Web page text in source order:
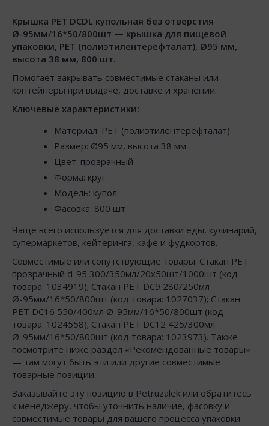
Крышка РЕТ DCDL купольная без отверстия
Ø-95мм/16*50/800шт — крышка для пищевой
упаковки, PET (полиэтилентерефталат), Ø95 мм,
высота 38 мм, 800 шт.
Помогает закрывать совместимые стаканы или
контейнеры при выдаче, доставке и хранении.
Ключевые характеристики:
Материал: PET (полиэтилентерефталат)
Размер: Ø95 мм, высота 38 мм
Цвет: прозрачный
Форма: круг
Модель: купол
Фасовка: 800 шт
Чаще всего используется для доставки еды, кулинарий,
супермаркетов, кейтеринга, кафе и фудкортов.
Совместимые или сопутствующие товары: Стакан РЕТ
прозрачный d-95 300/350мл/20х50шт/1000шт (код
товара: 1034919); Стакан РЕТ DC9 280/250мл
Ø-95мм/16*50/800шт (код товара: 1027037); Стакан
РЕТ DC16 550/400мл Ø-95мм/16*50/800шт (код
товара: 1024558); Стакан РЕТ DC12 425/300мл
Ø-95мм/16*50/800шт (код товара: 1023973). Также
посмотрите ниже раздел «Рекомендованные товары»
— там могут быть эти или другие совместимые
товарные позиции.
Заказывайте эту позицию в Petruzalek или обратитесь
к менеджеру, чтобы уточнить наличие, фасовку и
совместимые товары для вашего процесса упаковки.